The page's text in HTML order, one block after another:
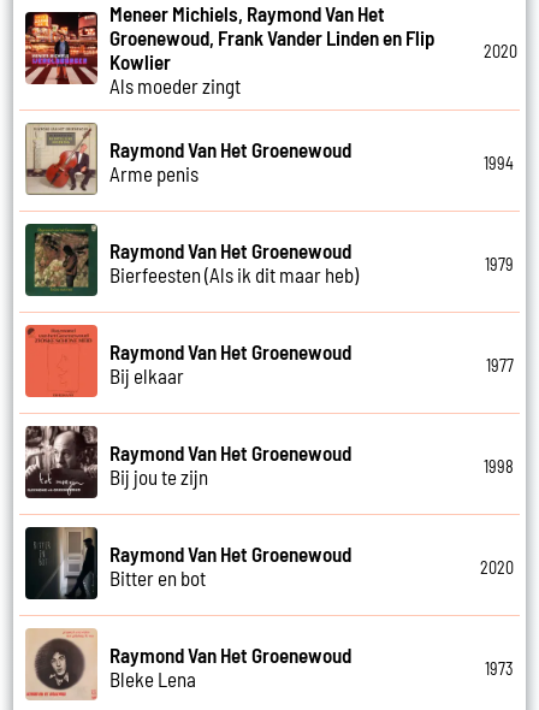
Meneer Michiels, Raymond Van Het
Groenewoud, Frank Vander Linden en Flip
Kowlier
Als moeder zingt
2020
Raymond Van Het Groenewoud
Arme penis
1994
Raymond Van Het Groenewoud
Bierfeesten (Als ik dit maar heb)
1979
Raymond Van Het Groenewoud
Bij elkaar
1977
Raymond Van Het Groenewoud
Bij jou te zijn
1998
Raymond Van Het Groenewoud
Bitter en bot
2020
Raymond Van Het Groenewoud
Bleke Lena
1973